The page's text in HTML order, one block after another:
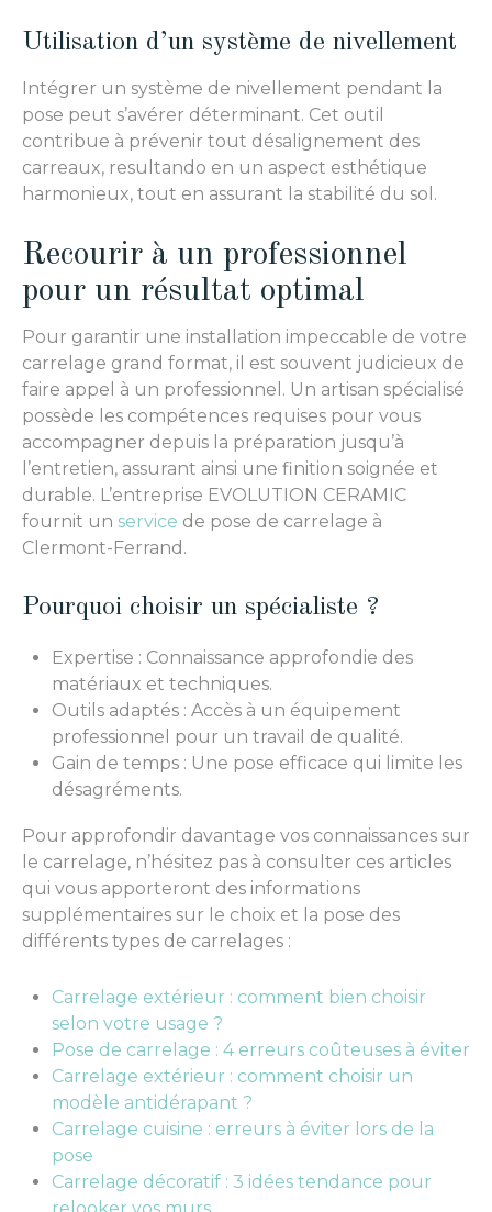
Utilisation d’un système de nivellement
Intégrer un système de nivellement pendant la
pose peut s’avérer déterminant. Cet outil
contribue à prévenir tout désalignement des
carreaux, resultando en un aspect esthétique
harmonieux, tout en assurant la stabilité du sol.
Recourir à un professionnel
pour un résultat optimal
Pour garantir une installation impeccable de votre
carrelage grand format, il est souvent judicieux de
faire appel à un professionnel. Un artisan spécialisé
possède les compétences requises pour vous
accompagner depuis la préparation jusqu’à
l’entretien, assurant ainsi une finition soignée et
durable. L’entreprise EVOLUTION CERAMIC
fournit un service de pose de carrelage à
Clermont-Ferrand.
Pourquoi choisir un spécialiste ?
Expertise : Connaissance approfondie des
matériaux et techniques.
Outils adaptés : Accès à un équipement
professionnel pour un travail de qualité.
Gain de temps : Une pose efficace qui limite les
désagréments.
Pour approfondir davantage vos connaissances sur
le carrelage, n’hésitez pas à consulter ces articles
qui vous apporteront des informations
supplémentaires sur le choix et la pose des
différents types de carrelages :
Carrelage extérieur : comment bien choisir
selon votre usage ?
Pose de carrelage : 4 erreurs coûteuses à éviter
Carrelage extérieur : comment choisir un
modèle antidérapant ?
Carrelage cuisine : erreurs à éviter lors de la
pose
Carrelage décoratif : 3 idées tendance pour